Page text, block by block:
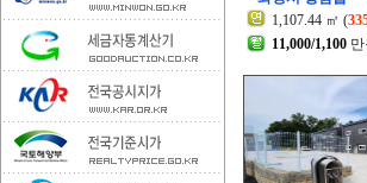
1,107.44 ㎡ (
11,000/1,100 만